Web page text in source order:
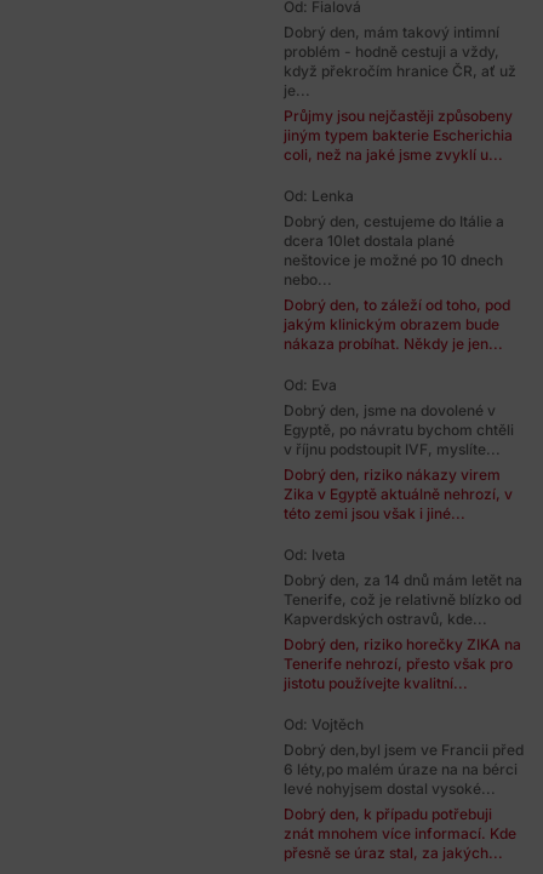
Od: Fialová
Dobrý den, mám takový intimní
problém - hodně cestuji a vždy,
když překročím hranice ČR, ať už
je...
Průjmy jsou nejčastěji způsobeny
jiným typem bakterie Escherichia
coli, než na jaké jsme zvyklí u...
Od: Lenka
Dobrý den, cestujeme do Itálie a
dcera 10let dostala plané
neštovice je možné po 10 dnech
nebo...
Dobrý den, to záleží od toho, pod
jakým klinickým obrazem bude
nákaza probíhat. Někdy je jen...
Od: Eva
Dobrý den, jsme na dovolené v
Egyptě, po návratu bychom chtěli
v říjnu podstoupit IVF, myslíte...
Dobrý den, riziko nákazy virem
Zika v Egyptě aktuálně nehrozí, v
této zemi jsou však i jiné...
Od: Iveta
Dobrý den, za 14 dnů mám letět na
Tenerife, což je relativně blízko od
Kapverdských ostravů, kde...
Dobrý den, riziko horečky ZIKA na
Tenerife nehrozí, přesto však pro
jistotu používejte kvalitní...
Od: Vojtěch
Dobrý den,byl jsem ve Francii před
6 léty,po malém úraze na na bérci
levé nohyjsem dostal vysoké...
Dobrý den, k případu potřebuji
znát mnohem více informací. Kde
přesně se úraz stal, za jakých...